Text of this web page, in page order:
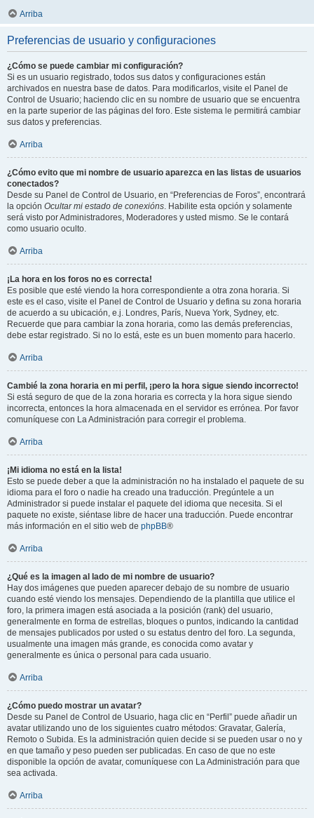
Arriba
Preferencias de usuario y configuraciones
¿Cómo se puede cambiar mi configuración?
Si es un usuario registrado, todos sus datos y configuraciones están
archivados en nuestra base de datos. Para modificarlos, visite el Panel de
Control de Usuario; haciendo clic en su nombre de usuario que se encuentra
en la parte superior de las páginas del foro. Este sistema le permitirá cambiar
sus datos y preferencias.
Arriba
¿Cómo evito que mi nombre de usuario aparezca en las listas de usuarios
conectados?
Desde su Panel de Control de Usuario, en “Preferencias de Foros”, encontrará
la opción Ocultar mi estado de conexións. Habilite esta opción y solamente
será visto por Administradores, Moderadores y usted mismo. Se le contará
como usuario oculto.
Arriba
¡La hora en los foros no es correcta!
Es posible que esté viendo la hora correspondiente a otra zona horaria. Si
este es el caso, visite el Panel de Control de Usuario y defina su zona horaria
de acuerdo a su ubicación, e.j. Londres, París, Nueva York, Sydney, etc.
Recuerde que para cambiar la zona horaria, como las demás preferencias,
debe estar registrado. Si no lo está, este es un buen momento para hacerlo.
Arriba
Cambié la zona horaria en mi perfil, ¡pero la hora sigue siendo incorrecto!
Si está seguro de que de la zona horaria es correcta y la hora sigue siendo
incorrecta, entonces la hora almacenada en el servidor es errónea. Por favor
comuníquese con La Administración para corregir el problema.
Arriba
¡Mi idioma no está en la lista!
Esto se puede deber a que la administración no ha instalado el paquete de su
idioma para el foro o nadie ha creado una traducción. Pregúntele a un
Administrador si puede instalar el paquete del idioma que necesita. Si el
paquete no existe, siéntase libre de hacer una traducción. Puede encontrar
más información en el sitio web de phpBB®
Arriba
¿Qué es la imagen al lado de mi nombre de usuario?
Hay dos imágenes que pueden aparecer debajo de su nombre de usuario
cuando esté viendo los mensajes. Dependiendo de la plantilla que utilice el
foro, la primera imagen está asociada a la posición (rank) del usuario,
generalmente en forma de estrellas, bloques o puntos, indicando la cantidad
de mensajes publicados por usted o su estatus dentro del foro. La segunda,
usualmente una imagen más grande, es conocida como avatar y
generalmente es única o personal para cada usuario.
Arriba
¿Cómo puedo mostrar un avatar?
Desde su Panel de Control de Usuario, haga clic en “Perfil” puede añadir un
avatar utilizando uno de los siguientes cuatro métodos: Gravatar, Galería,
Remoto o Subida. Es la administración quien decide si se pueden usar o no y
en que tamaño y peso pueden ser publicadas. En caso de que no este
disponible la opción de avatar, comuníquese con La Administración para que
sea activada.
Arriba